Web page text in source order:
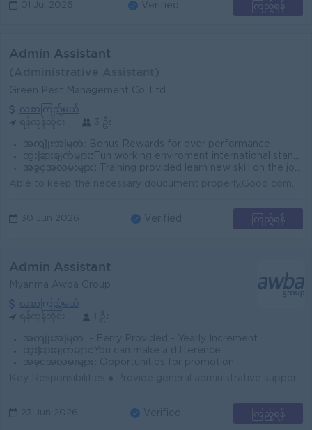
01 Jul 2026 Verified ကြည့်ရန်
Admin Assistant
Green Pest Management Co.,Ltd
လစာကြည့်မယ်
အကျိုးအမြတ်: Bonus Rewards for over performance
ထူးခြားချက်များ: Fun working enviroment international standard Join an experienced team
အခွင့်အလမ်းများ:
Training provided learn new skill on the job Promotion opportunities
30 Jun 2026 Verified ကြည့်ရန်
Admin Assistant
Myanma Awba Group
လစာကြည့်မယ်
အကျိုးအမြတ်: - Ferry Provided - Yearly Increment
ထူးခြားချက်များ: You can make a difference
အခွင့်အလမ်းများ: Opportunities for promotion
23 Jun 2026 Verified ကြည့်ရန်